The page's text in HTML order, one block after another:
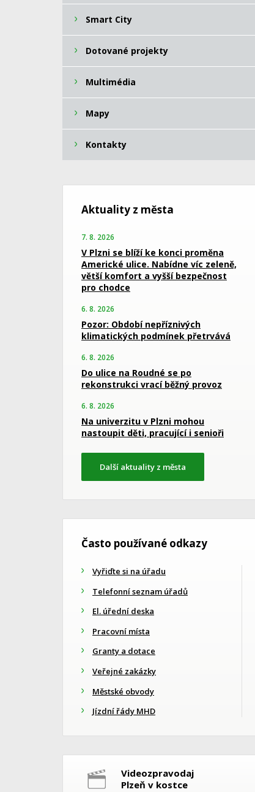
Smart City
Dotované projekty
Multimédia
Mapy
Kontakty
Aktuality z města
7. 8. 2026
V Plzni se blíží ke konci proměna
Americké ulice. Nabídne víc zeleně,
větší komfort a vyšší bezpečnost
pro chodce
6. 8. 2026
Pozor: Období nepříznivých
klimatických podmínek přetrvává
6. 8. 2026
Do ulice na Roudné se po
rekonstrukci vrací běžný provoz
6. 8. 2026
Na univerzitu v Plzni mohou
nastoupit děti, pracující i senioři
Další aktuality z města
Často používané odkazy
Vyřiďte si na úřadu
Telefonní seznam úřadů
El. úřední deska
Pracovní místa
Granty a dotace
Veřejné zakázky
Městské obvody
Jízdní řády MHD
Videozpravodaj
Plzeň v kostce